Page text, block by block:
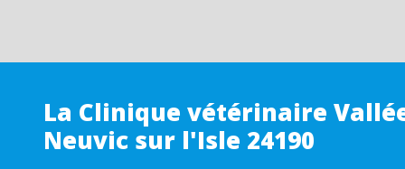
La Clinique vétérinaire
Neuvic sur l'Isle 24190